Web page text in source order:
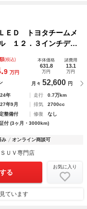
ＥＤ トヨタチームメ
１２．３インチディ
タルミラー 純正１
ション／シートヒータ
(税込)
9 万円
本体価格
631.8
万円
諸費用
13.1
万円
月々 52,600 円
年 走行
0.7万km
年9月 排気
2700cc
整備付 修復
なし
付 (3ヶ月・3000km)
み オンライン商談可
ＵＶ専門店
る
お気に入り
ています